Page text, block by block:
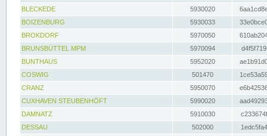
BLECKEDE
5930020
BOIZENBURG
5930033
BROKDORF
5970050
BRUNSBÜTTEL MPM
5970094
BUNTHAUS
5952020
COSWIG
501470
CRANZ
5950070
CUXHAVEN STEUBENHÖFT
5990020
DAMNATZ
5910030
DESSAU
502000